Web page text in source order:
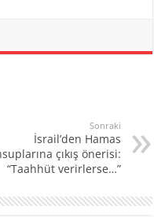
Sonraki
İsrail’den Hamas
çıkış önerisi:
“Taahhüt verirlerse…”